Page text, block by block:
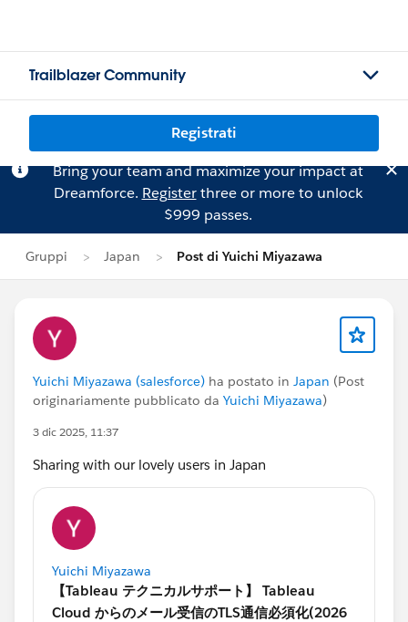
Trailblazer Community
Registrati
Bring your team and maximize your impact at
Dreamforce. Registerthree or more to unlock
$999 passes.
Gruppi Japan Post di Yuichi Miyazawa
Yuichi Miyazawa (salesforce) ha postato in Japan (Post
originariamente pubblicato da Yuichi Miyazawa)
3 dic 2025, 11:37
Sharing with our lovely users in Japan
Yuichi Miyazawa
【Tableau テクニカルサポート】 Tableau
Cloud からのメール受信のTLS通信必須化(2026